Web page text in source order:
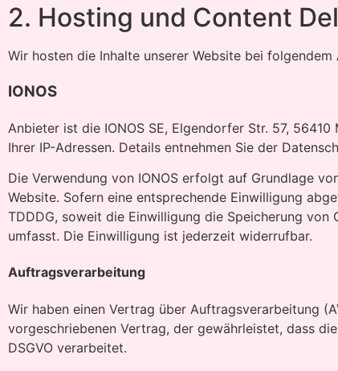
2. Hosting und Content
Wir hosten die Inhalte unserer Website bei folgendem
IONOS
Anbieter ist die IONOS SE, Elgendorfer Str. 57,
Ihrer IP-Adressen. Details entnehmen Sie der
Die Verwendung von IONOS erfolgt auf Grundlage
Website. Sofern eine entsprechende Einwilligung
TDDDG, soweit die Einwilligung die Speicherung
umfasst. Die Einwilligung ist jederzeit widerrufbar.
Auftragsverarbeitung
Wir haben einen Vertrag über Auftragsverarbeitung
vorgeschriebenen Vertrag, der gewährleistet, dass
DSGVO verarbeitet.